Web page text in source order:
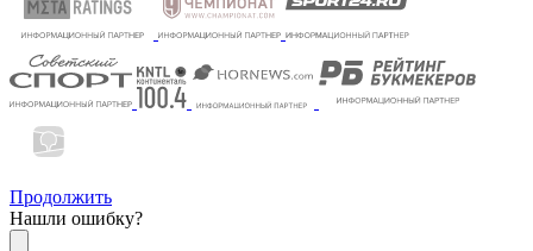
Продолжить
Нашли ошибку?